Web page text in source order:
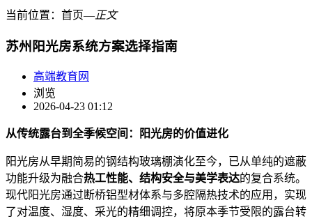
当前位置： 首页―正文
苏州阳光房系统方案选择指南
高端教育网
浏览
2026-04-23 01:12
从传统露台到全季候空间：阳光房的价值进化
阳光房从早期简易的钢结构玻璃棚演化至今，已从单纯的遮蔽
功能升级为融合热工性能、结构安全与美学表达的复合系统。
现代阳光房通过断桥铝型材体系与多腔隔热技术的应用，实现
了对温度、湿度、采光的精细调控，将原本季节受限的露台转